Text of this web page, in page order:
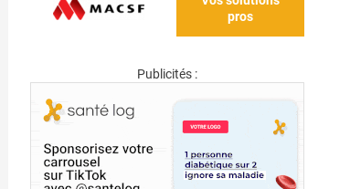
pros
Publicités :